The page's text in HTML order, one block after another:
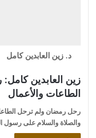
د. زين العابدين كامل
زين العابدين
الطاعات والأعمال
رحل رمضان ولم ترحل
والصلاة والسلام على رسول